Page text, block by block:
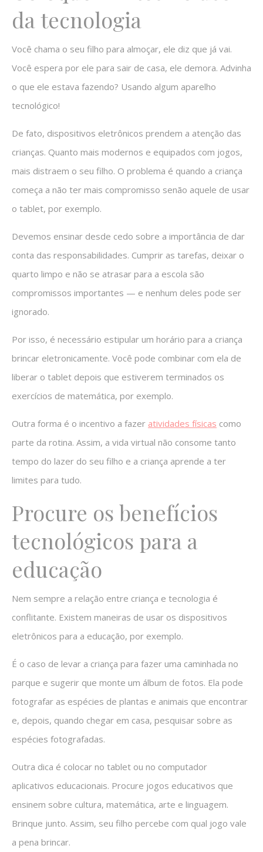
da tecnologia
Você chama o seu filho para almoçar, ele diz que já vai.
Você espera por ele para sair de casa, ele demora. Advinha
o que ele estava fazendo? Usando algum aparelho
tecnológico!
De fato, dispositivos eletrônicos prendem a atenção das
crianças. Quanto mais modernos e equipados com jogos,
mais distraem o seu filho. O problema é quando a criança
começa a não ter mais compromisso senão aquele de usar
o tablet, por exemplo.
Devemos ensinar desde cedo sobre a importância de dar
conta das responsabilidades. Cumprir as tarefas, deixar o
quarto limpo e não se atrasar para a escola são
compromissos importantes — e nenhum deles pode ser
ignorado.
Por isso, é necessário estipular um horário para a criança
brincar eletronicamente. Você pode combinar com ela de
liberar o tablet depois que estiverem terminados os
exercícios de matemática, por exemplo.
Outra forma é o incentivo a fazer atividades físicas como
parte da rotina. Assim, a vida virtual não consome tanto
tempo do lazer do seu filho e a criança aprende a ter
limites para tudo.
Procure os benefícios
tecnológicos para a
educação
Nem sempre a relação entre criança e tecnologia é
conflitante. Existem maneiras de usar os dispositivos
eletrônicos para a educação, por exemplo.
É o caso de levar a criança para fazer uma caminhada no
parque e sugerir que monte um álbum de fotos. Ela pode
fotografar as espécies de plantas e animais que encontrar
e, depois, quando chegar em casa, pesquisar sobre as
espécies fotografadas.
Outra dica é colocar no tablet ou no computador
aplicativos educacionais. Procure jogos educativos que
ensinem sobre cultura, matemática, arte e linguagem.
Brinque junto. Assim, seu filho percebe com qual jogo vale
a pena brincar.